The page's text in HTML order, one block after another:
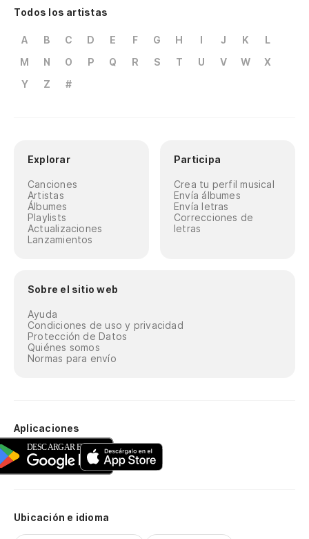
Todos los artistas
A B C D E F G H I J K
L
M
N O P Q R S T U V W
X
Y
Z #
Explorar
Canciones
Artistas
Álbumes
Playlists
Actualizaciones
Lanzamientos
Participa
Crea tu perfil musical
Envía álbumes
Envía letras
Correcciones de
letras
Sobre el sitio web
Ayuda
Condiciones de uso y privacidad
Protección de Datos
Quiénes somos
Normas para envío
Aplicaciones
Ubicación e idioma